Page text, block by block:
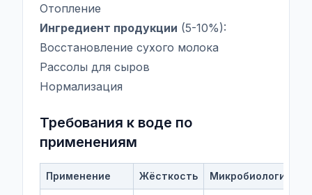
Отопление
Ингредиент продукции (5-10%):
Восстановление сухого молока
Рассолы для сыров
Нормализация
Требования к воде по
применениям
Применение Жёсткость Микробиология